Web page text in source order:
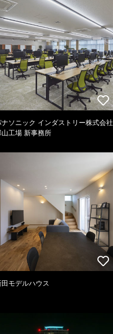
ナソニック インダストリー株式会社
山工場 新事務所
田モデルハウス